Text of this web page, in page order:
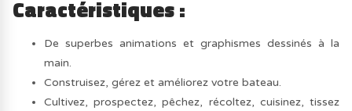
Caractéristiques :
De superbes animations et graphismes dessinés à la
main.
Construisez, gérez et améliorez votre bateau.
Cultivez, prospectez, pêchez, récoltez, cuisinez, tissez